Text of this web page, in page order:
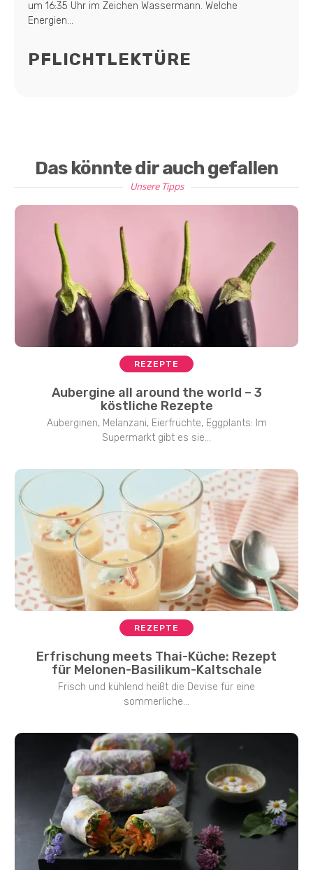
um 16:35 Uhr im Zeichen Wassermann. Welche
Energien...
PFLICHTLEKTÜRE
Das könnte dir auch gefallen
Unsere Tipps
REZEPTE
Aubergine all around the world – 3
köstliche Rezepte
Auberginen, Melanzani, Eierfrüchte, Eggplants: Im
Supermarkt gibt es sie...
REZEPTE
Erfrischung meets Thai-Küche: Rezept
für Melonen-Basilikum-Kaltschale
Frisch und kühlend heißt die Devise für eine
sommerliche...